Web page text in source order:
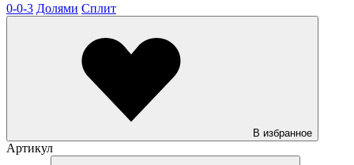
0-0-3 Долями Сплит
В избранное
Артикул